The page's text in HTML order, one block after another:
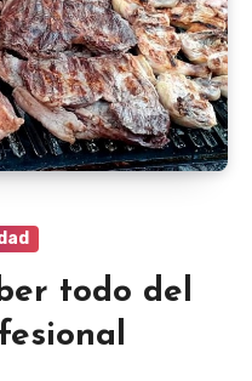
todo del